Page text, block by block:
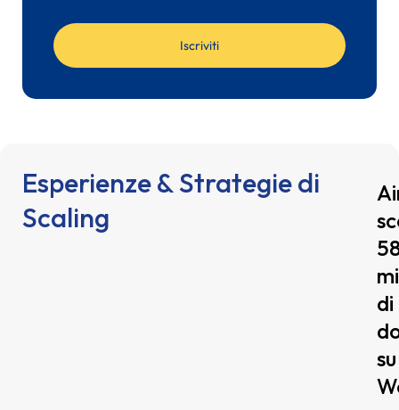
Iscriviti
Esperienze & Strategie di
Scaling
di
su